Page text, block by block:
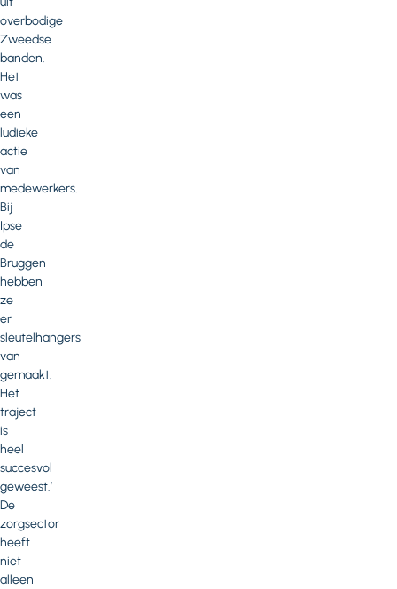
overbodige
Zweedse
banden.
Het
was
een
ludieke
actie
van
medewerkers.
Bij
Ipse
de
Bruggen
hebben
ze
er
sleutelhangers
van
gemaakt.
Het
traject
is
heel
succesvol
geweest.’
De
zorgsector
heeft
niet
alleen